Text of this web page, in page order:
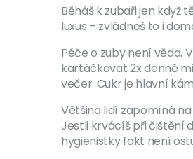
Běháš k zubaři jen když
luxus – zvládneš to i
Péče o zuby není věda.
kartáčkovat 2x denně
večer. Cukr je hlavní
Většina lidí zapomíná
Jestli krvácíš při čištění
hygienistky fakt není